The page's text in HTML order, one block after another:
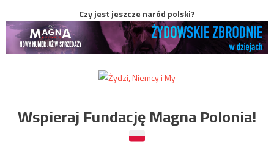
Czy jest jeszcze naród polski?
Wspieraj Fundację Magna Polonia!